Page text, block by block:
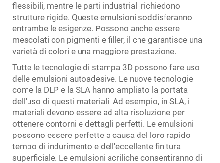
flessibili, mentre le parti industriali richiedono
strutture rigide. Queste emulsioni soddisferanno
entrambe le esigenze. Possono anche essere
mescolati con pigmenti e filler, il che garantisce una
varietà di colori e una maggiore prestazione.
Tutte le tecnologie di stampa 3D possono fare uso
delle emulsioni autoadesive. Le nuove tecnologie
come la DLP e la SLA hanno ampliato la portata
dell'uso di questi materiali. Ad esempio, in SLA, i
materiali devono essere ad alta risoluzione per
ottenere contorni e dettagli perfetti. Le emulsioni
possono essere perfette a causa del loro rapido
tempo di indurimento e dell'eccellente finitura
superficiale. Le emulsioni acriliche consentiranno di